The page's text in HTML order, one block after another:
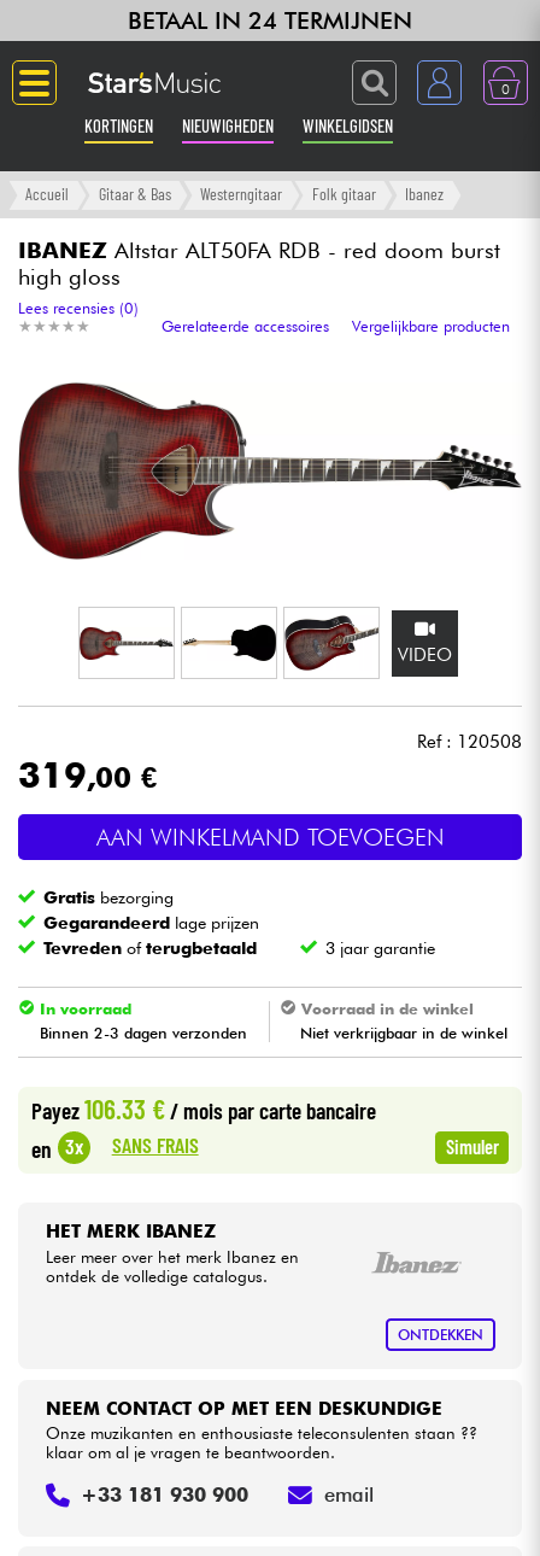
BETAAL IN 24 TERMIJNEN
0
KORTINGEN NIEUWIGHEDEN WINKELGIDSEN
Langue
Gitaar & Bas
Versterker & Effecten
Synths & samplers
Home-studio
Hoofdtelefoon
Microfoon
Licht
Blaasinstrument
Viool & Quatuor
Kabels & toebehoren
Sets
Accueil Gitaar & Bas Westerngitaar Folk gitaar Ibanez
IBANEZ Altstar ALT50FA RDB - red doom burst
high gloss
★ ★ ★ ★ ★
★ ★ ★ ★ ★
Lees recensies (0)
Gerelateerde accessoires
Vergelijkbare producten
VIDEO
Ref : 120508
319,00 €
AAN WINKELMAND TOEVOEGEN
Gratis bezorging
Gegarandeerd lage prijzen
Tevreden ofterugbetaald 3 jaar garantie
In voorraad
Binnen 2-3 dagen verzonden
Voorraad in de winkel
Niet verkrijgbaar in de winkel
Payez106.33 €/ mois par carte bancaire
en 3x SANS FRAIS Simuler
HET MERK IBANEZ
Leer meer over het merk Ibanez en
ontdek de volledige catalogus.
ONTDEKKEN
NEEM CONTACT OP MET EEN DESKUNDIGE
Onze muzikanten en enthousiaste teleconsulenten staan ??
klaar om al je vragen te beantwoorden.
+33 181 930 900 email